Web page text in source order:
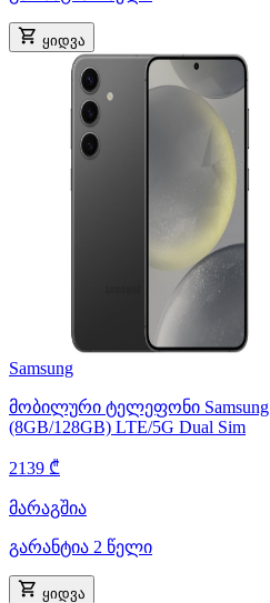
ყიდვა
Samsung
მობილური ტელეფონი Samsung
(8GB/128GB) LTE/5G Dual Sim
2139 ₾
მარაგშია
გარანტია 2 წელი
ყიდვა